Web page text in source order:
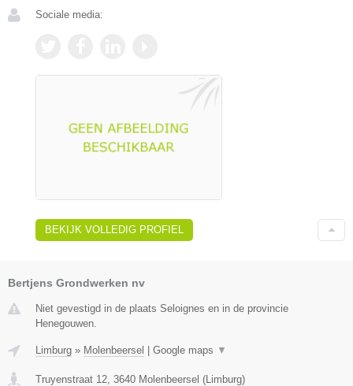
Sociale media:
BEKIJK VOLLEDIG PROFIEL
Bertjens Grondwerken nv
Niet gevestigd in de plaats Seloignes en in de provincie
Henegouwen.
Limburg » Molenbeersel Google maps ▼
Truyenstraat 12 3640 Molenbeersel ( Limburg)